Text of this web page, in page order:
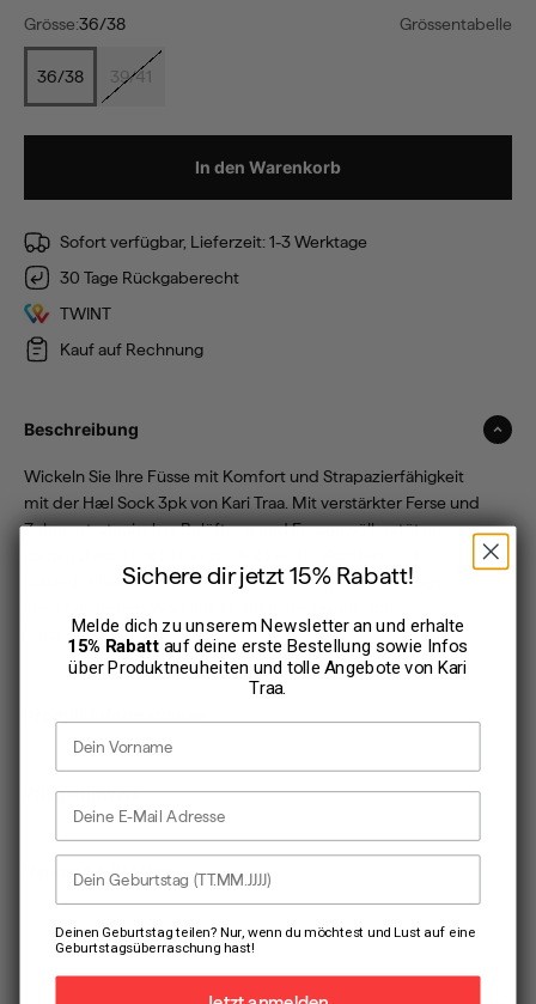
Grösse:36/38 Grössentabelle
36/38 39/41
In den Warenkorb
Sofort verfügbar, Lieferzeit: 1-3 Werktage
30 Tage Rückgaberecht
TWINT
Kauf auf Rechnung
Beschreibung
Wickeln Sie Ihre Füsse mit Komfort und Strapazierfähigkeit
mit der Hæl Sock 3pk von Kari Traa. Mit verstärkter Ferse und
Zehen, strategischer Belüftung und Fussgewölbestütze
Blasenfreiheit. Der Rippenstrick und das gestrickte Logo
Verspieltheit.
Pflegehinweis
Versand & Retoure
Sichere dir jetzt 15% Rabatt!
Melde dich zu unserem Newsletter an und erhalte
15% Rabatt auf deine erste Bestellung sowie Infos
über Produktneuheiten und tolle Angebote von Kari
Traa.
E-Mail Adresse
Dein Geburtstag
Deinen Geburtstag teilen? Nur, wenn du möchtest und Lust auf eine
Geburtstagsüberraschung hast!